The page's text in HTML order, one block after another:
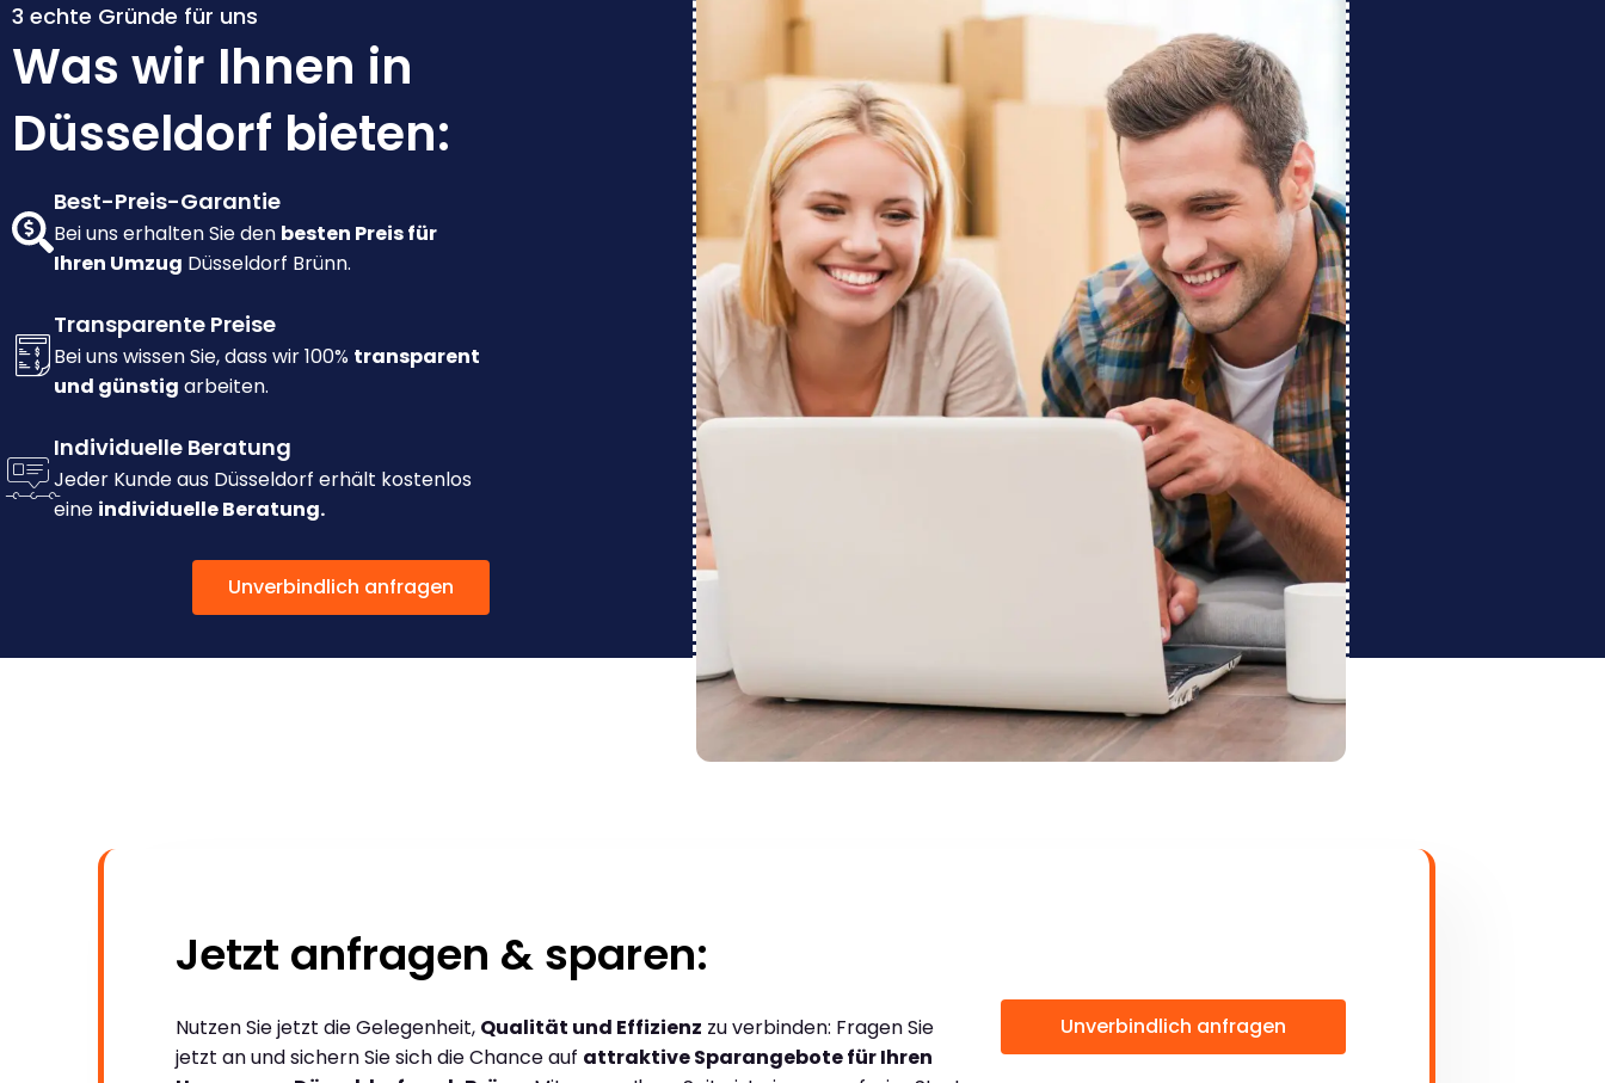
3 echte Gründe für uns
Was wir Ihnen in
Düsseldorf bieten:
Best-Preis-Garantie
Bei uns erhalten Sie den besten Preis für
Ihren Umzug Düsseldorf Brünn.
Transparente Preise
Bei uns wissen Sie, dass wir 100% transparent
und günstig arbeiten.
Individuelle Beratung
Jeder Kunde aus Düsseldorf erhält kostenlos
eine individuelle Beratung.
Unverbindlich anfragen
Jetzt anfragen & sparen:
Nutzen Sie jetzt die Gelegenheit, Qualität und Effizienz zu verbinden: Fragen Sie
jetzt an und sichern Sie sich die Chance auf attraktive Sparangebote für Ihren
Unverbindlich anfragen